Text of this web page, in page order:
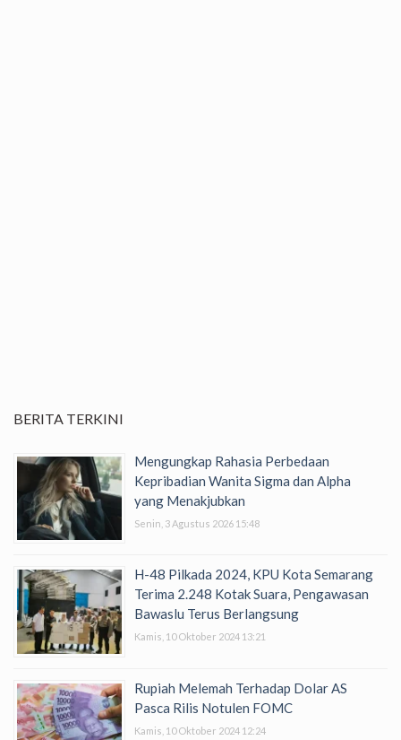
BERITA TERKINI
Mengungkap Rahasia Perbedaan
Kepribadian Wanita Sigma dan Alpha
yang Menakjubkan
Senin, 3 Agustus 2026 15:48
H-48 Pilkada 2024, KPU Kota Semarang
Terima 2.248 Kotak Suara, Pengawasan
Bawaslu Terus Berlangsung
Kamis, 10 Oktober 2024 13:21
Rupiah Melemah Terhadap Dolar AS
Pasca Rilis Notulen FOMC
Kamis, 10 Oktober 2024 12:24